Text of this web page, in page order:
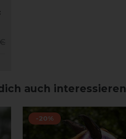
auch interessieren
-20%